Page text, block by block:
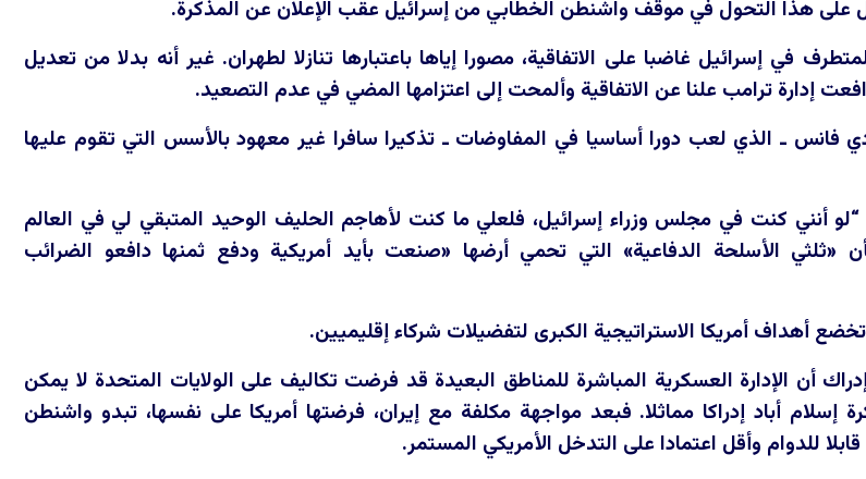
على هذا التحول في موقف واشنطن الخطابي من إسرائيل عقب الإعلان عن المذكرة.
في إسرائيل غاضبا على الاتفاقية، مصورا إياها باعتبارها تنازلا لطهران. غير أنه بدلا من تعديل
إدارة ترامب علنا عن الاتفاقية وألمحت إلى اعتزامها المضي في عدم التصعيد.
فانس ـ الذي لعب دورا أساسيا في المفاوضات ـ تذكيرا سافرا غير معهود بالأسس التي تقوم عليها
“لو أنني كنت في مجلس وزراء إسرائيل، فلعلي ما كنت لأهاجم الحليف الوحيد المتبقي لي في العالم
«ثلثي الأسلحة الدفاعية» التي تحمي أرضها «صنعت بأيد أمريكية ودفع ثمنها دافعو الضرائب
أهداف أمريكا الاستراتيجية الكبرى لتفضيلات شركاء إقليميين.
أن الإدارة العسكرية المباشرة للمناطق البعيدة قد فرضت تكاليف على الولايات المتحدة لا يمكن
إسلام أباد إدراكا مماثلا. فبعد مواجهة مكلفة مع إيران، فرضتها أمريكا على نفسها، تبدو واشنطن
للدوام وأقل اعتمادا على التدخل الأمريكي المستمر.